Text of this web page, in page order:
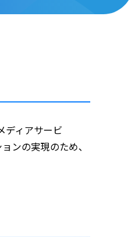
ディアサービ
ンの実現のため、